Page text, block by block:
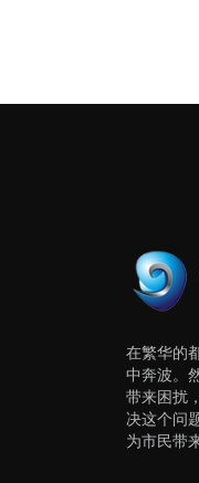
在繁华的
中奔波。
带来困扰
决这个问
为市民带